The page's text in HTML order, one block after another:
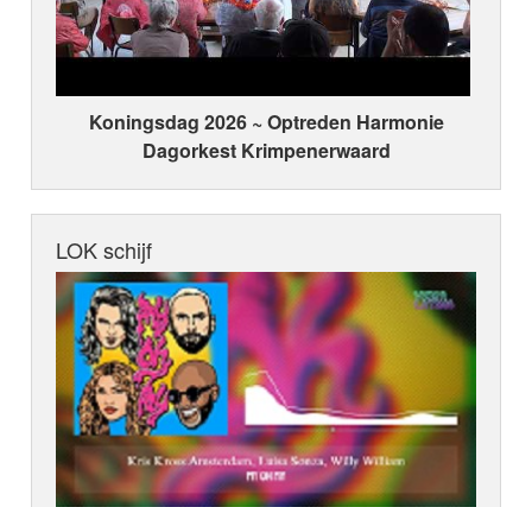
Koningsdag 2026 ~ Optreden Harmonie
Dagorkest Krimpenerwaard
LOK schijf